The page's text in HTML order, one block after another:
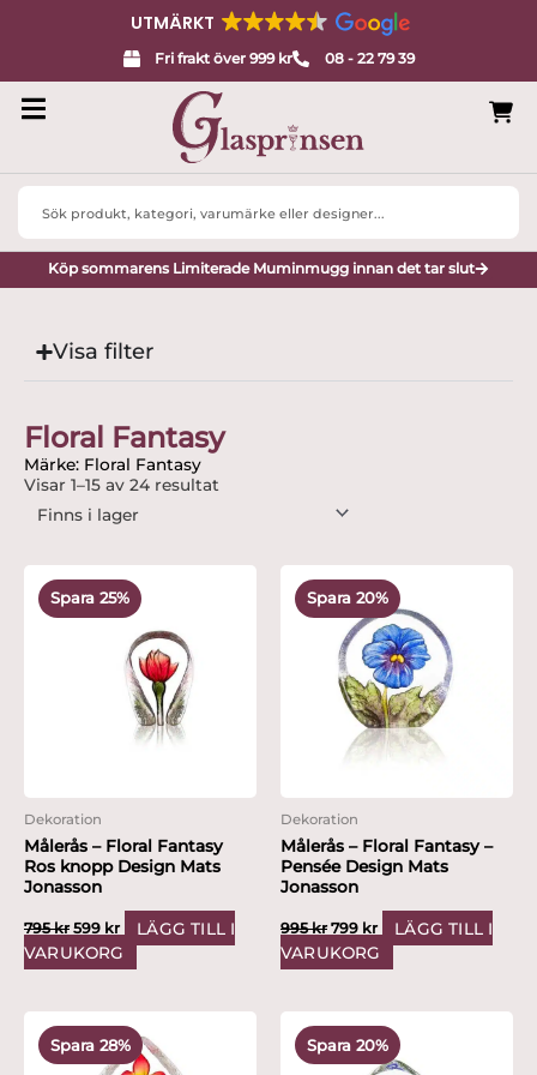
UTMÄRKT
Fri frakt över 999 kr 08 - 22 79 39
Search
Köp sommarens Limiterade Muminmugg innan det tar slut
Visa filter
Floral Fantasy
Märke: Floral Fantasy
Visar 1–15 av 24 resultat
Spara 25%
Dekoration
Målerås – Floral Fantasy
Ros knopp Design Mats
Jonasson
795kr
ursprungliga
599 kr
nuvarande
priset
599 kr.
LÄGG TILL I
VARUKORG
Spara 20%
Dekoration
Målerås – Floral Fantasy –
Pensée Design Mats
Jonasson
995kr
ursprungliga
var:
995 kr.
799 kr
nuvarande
priset
är:
799 kr.
LÄGG TILL I
VARUKORG
Spara 28%
ursprungliganuvarande
priset
Spara 20%
ursprungliganuvarande
priset